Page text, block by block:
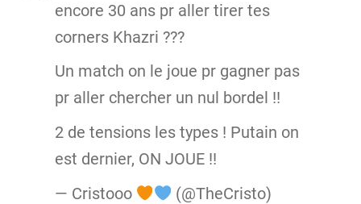
encore 30 ans pr aller tirer tes
corners Khazri ???
Un match on le joue pr gagner pas
pr aller chercher un nul bordel !!
2 de tensions les types ! Putain on
est dernier, ON JOUE !!
— Cristooo
(@TheCristo)